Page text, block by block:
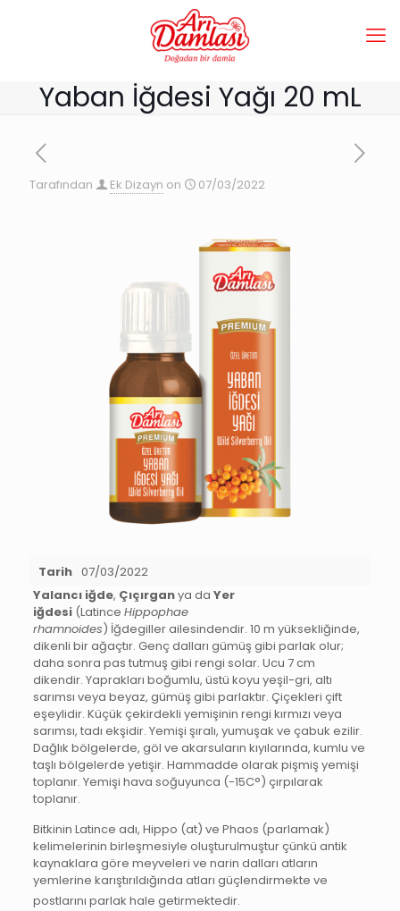
Yaban İğdesi Yağı 20 mL
Tarafından Ek Dizayn on 07/03/2022
Tarih 07/03/2022
Yalancı iğde, Çıçırganya da Yer
iğdesi(Latince Hippophae
rhamnoides) İğdegiller ailesindendir. 10 m yüksekliğinde,
dikenli bir ağaçtır. Genç dalları gümüş gibi parlak olur;
daha sonra pas tutmuş gibi rengi solar. Ucu 7 cm
dikendir. Yaprakları boğumlu, üstü koyu yeşil-gri, altı
sarımsı veya beyaz, gümüş gibi parlaktır. Çiçekleri çift
eşeylidir. Küçük çekirdekli yemişinin rengi kırmızı veya
sarımsı, tadı ekşidir. Yemişi şıralı, yumuşak ve çabuk ezilir.
Dağlık bölgelerde, göl ve akarsuların kıyılarında, kumlu ve
taşlı bölgelerde yetişir. Hammadde olarak pişmiş yemişi
toplanır. Yemişi hava soğuyunca (-15C°) çırpılarak
toplanır.
Bitkinin Latince adı, Hippo (at) ve Phaos (parlamak)
kelimelerinin birleşmesiyle oluşturulmuştur çünkü antik
kaynaklara göre meyveleri ve narin dalları atların
yemlerine karıştırıldığında atları güçlendirmekte ve
postlarını parlak hale getirmektedir.